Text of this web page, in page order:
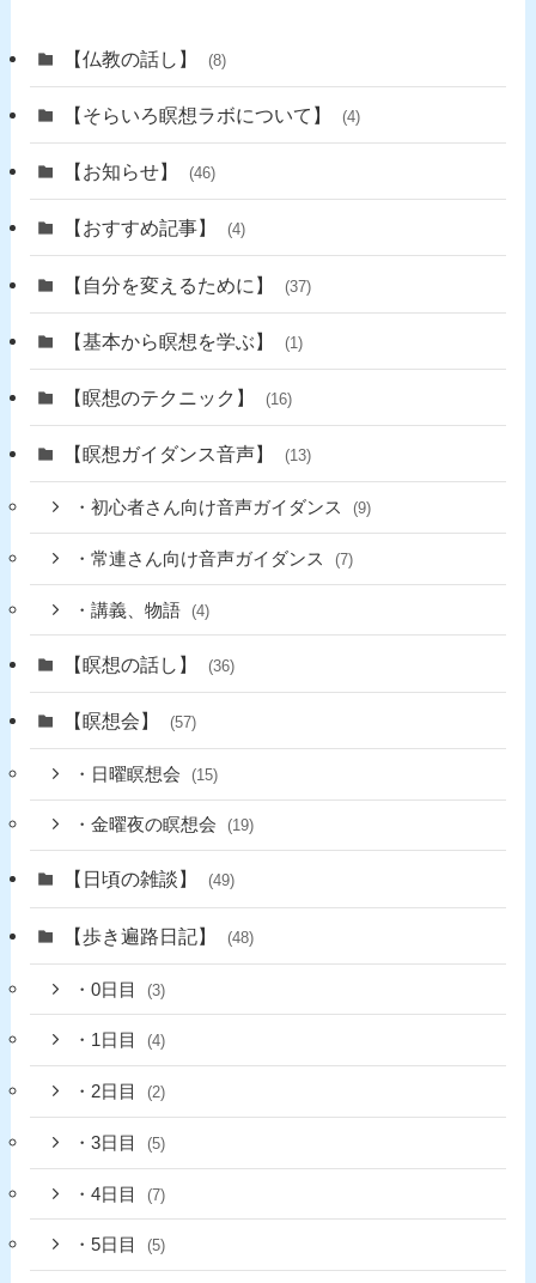
【仏教の話し】 (8)
【そらいろ瞑想ラボについて】 (4)
【お知らせ】 (46)
【おすすめ記事】 (4)
【自分を変えるために】 (37)
【基本から瞑想を学ぶ】 (1)
【瞑想のテクニック】 (16)
【瞑想ガイダンス音声】 (13)
・初心者さん向け音声ガイダンス (9)
・常連さん向け音声ガイダンス (7)
・講義、物語 (4)
【瞑想の話し】 (36)
【瞑想会】 (57)
・日曜瞑想会 (15)
・金曜夜の瞑想会 (19)
【日頃の雑談】 (49)
【歩き遍路日記】 (48)
・0日目 (3)
・1日目 (4)
・2日目 (2)
・3日目 (5)
・4日目 (7)
・5日目 (5)